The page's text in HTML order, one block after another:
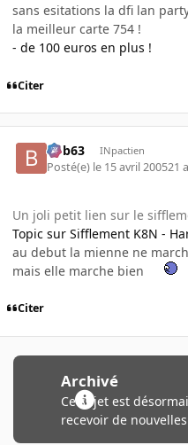
sans esitations la dfi lan
la meilleur carte 754 !
- de 100 euros en plus !
Citer
bob63 INpactien
Posté(e) le 15 avril 200521 a
Un joli petit lien sur le
Topic sur Sifflement K8N -
au debut la mienne ne
mais elle marche bien
Citer
Archivé
Ce sujet est
recevoir de